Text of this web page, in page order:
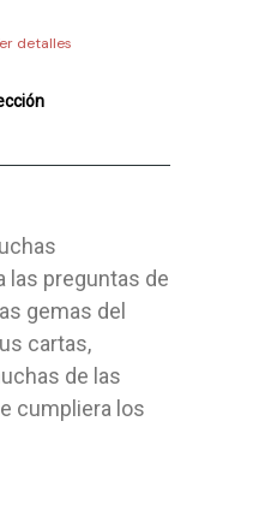
detalles
las preguntas de
gemas del
cartas,
de las
cumpliera los